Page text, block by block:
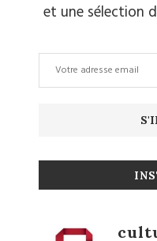
et une sélection